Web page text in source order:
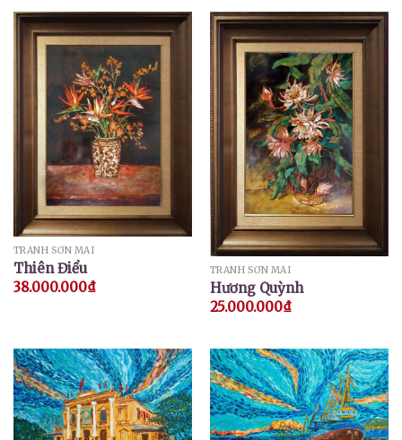
TRANH SƠN MÀI
Thiên Điểu
38.000.000₫
TRANH SƠN MÀI
Hương Quỳnh
25.000.000₫